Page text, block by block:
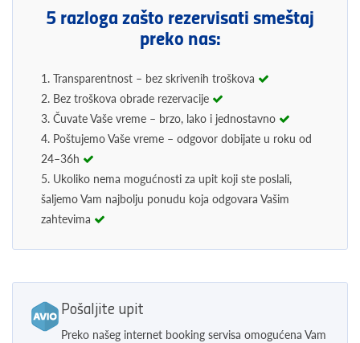
5 razloga zašto rezervisati smeštaj
preko nas:
1. Transparentnost – bez skrivenih troškova
2. Bez troškova obrade rezervacije
3. Čuvate Vaše vreme – brzo, lako i jednostavno
4. Poštujemo Vaše vreme – odgovor dobijate u roku od
24–36h
5. Ukoliko nema mogućnosti za upit koji ste poslali,
šaljemo Vam najbolju ponudu koja odgovara Vašim
zahtevima
Pošaljite upit
Preko našeg internet booking servisa omogućena Vam